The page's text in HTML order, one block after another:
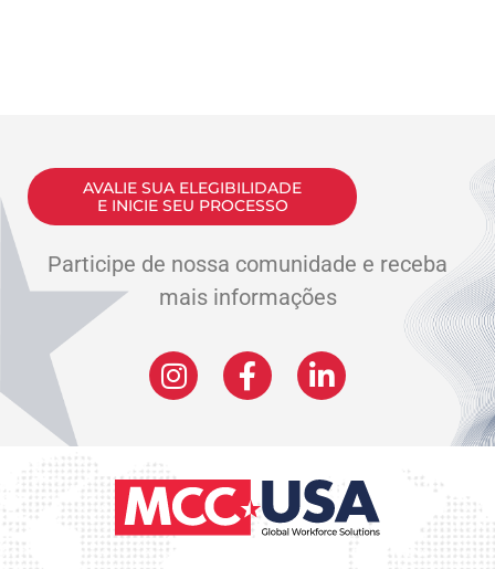
AVALIE SUA ELEGIBILIDADE
E INICIE SEU PROCESSO
Participe de nossa comunidade e receba
mais informações